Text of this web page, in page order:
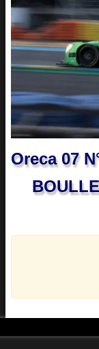
Sorties de piste
Oreca 07